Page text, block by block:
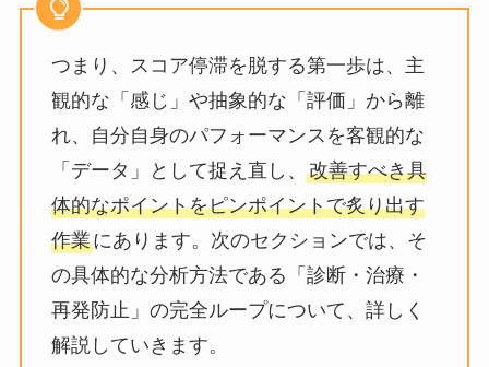
つまり、スコア停滞を脱する第一歩は、主
観的な「感じ」や抽象的な「評価」から離
れ、自分自身のパフォーマンスを客観的な
「データ」として捉え直し、 改善すべき具
体的なポイントをピンポイントで炙り出す
作業にあります。次のセクションでは、そ
の具体的な分析方法である「診断・治療・
再発防止」の完全ループについて、詳しく
解説していきます。